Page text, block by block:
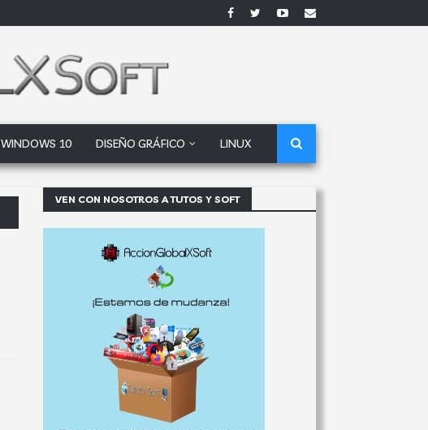
WINDOWS 10 DISEÑO GRÁFICO LINUX
VEN CON NOSOTROS A TUTOS Y SOFT